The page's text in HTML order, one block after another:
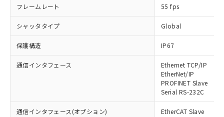
フレームレート 55 fps
シャッタタイプ Global
保護構造 IP67
通信インタフェース
Ethernet TCP/IP
EtherNet/IP
PROFINET Slave
Serial RS-232C
通信インタフェース(オプション) EtherCAT Slave